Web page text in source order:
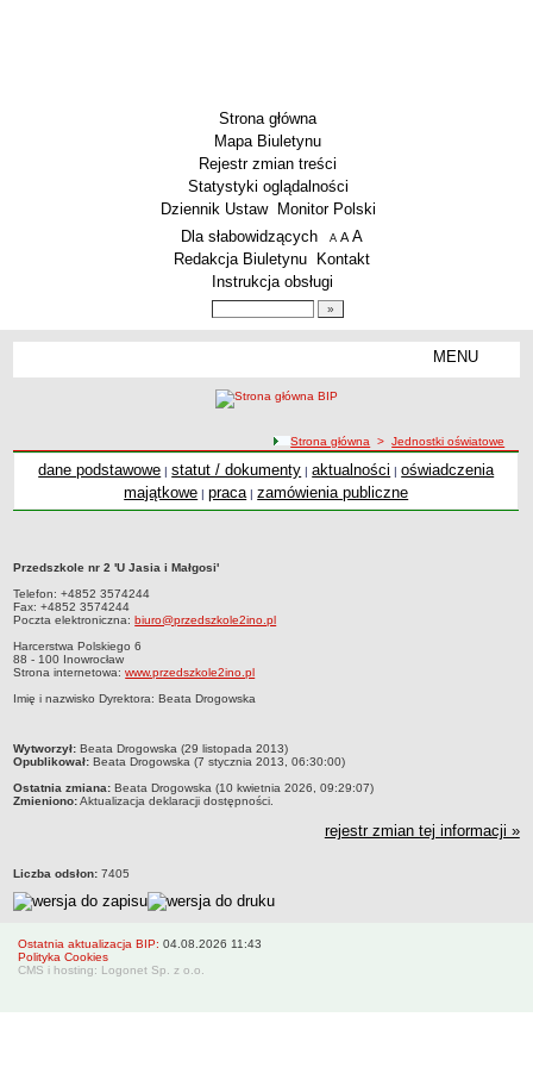
Strona główna
Mapa Biuletynu
Rejestr zmian treści
Statystyki oglądalności
Dziennik Ustaw
Monitor Polski
Menu dodatkowe
Dla słabowidzących A pomniejsz czcionkę
A standardowy rozmiar czcionki
A
Redakcja Biuletynu
Kontakt
Instrukcja obsługi
MENU
PONOWNE WYKORZYSTYWANIE
Przedszkola
Szkoły Podstawowe
Zarządzenia 2014
Zarządzenia 2015
Zarządzenia 2016
Zarządzenia 2017
Zarządzenia 2019
Zarządzenia 2020
Zarządzenia 2023
Zarządzenia 2025
Zarządzenia 2026
ścieżka nawigacji
Strona główna >Jednostki oświatowe
dane podstawowe |statut / dokumenty |aktualności |oświadczenia
majątkowe |praca |zamówienia publiczne
Przedszkole nr 2 'U Jasia i Małgosi' Telefon: +4852 3574244Fax: +4852 3574244
Poczta elektroniczna: biuro@przedszkole2ino.plHarcerstwa Polskiego 688 - 100
InowrocławStrona internetowa: www.przedszkole2ino.pl Imię i nazwisko
Dyrektora: Beata Drogowska
Przedszkole nr 2 'U Jasia i Małgosi'
Telefon: +4852 3574244
Fax: +4852 3574244
Poczta elektroniczna:biuro@przedszkole2ino.pl
Harcerstwa Polskiego 6
88 - 100 Inowrocław
Strona internetowa:www.przedszkole2ino.pl
Imię i nazwisko Dyrektora: Beata Drogowska
metryczka
Wytworzył: Beata Drogowska (29 listopada 2013)
Opublikował: Beata Drogowska (7 stycznia 2013, 06:30:00)
Ostatnia zmiana: Beata Drogowska (10 kwietnia 2026, 09:29:07)
Zmieniono:Aktualizacja deklaracji dostępności.
rejestr zmian tej informacji »
Liczba odsłon: 7405
Ostatnia aktualizacja BIP: 04.08.2026 11:43
Polityka Cookies
CMS i hosting: Logonet Sp. z o.o.